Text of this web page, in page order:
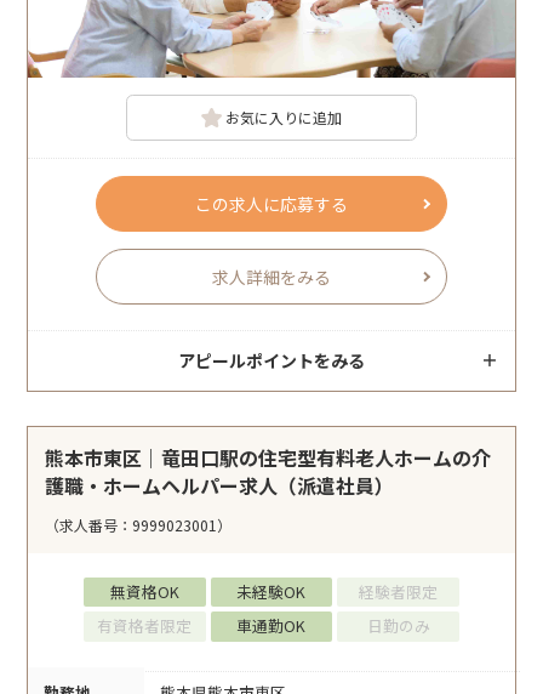
お気に入りに追加
この求人に応募する
求人詳細をみる
アピールポイントをみる
熊本市東区｜竜田口駅の住宅型有料老人ホームの介
護職・ホームヘルパー求人（派遣社員）
（求人番号：9999023001）
無資格OK 未経験OK
経験者限定
有資格者限定
車通勤OK 日勤のみ